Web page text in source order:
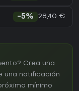
-5% 28,40 €
Crea una
una notificación
mínimo